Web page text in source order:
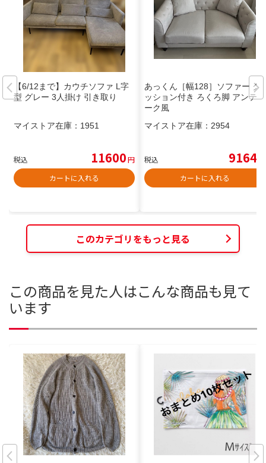
【6/12まで】カウチソファ L字
型 グレー 3人掛け 引き取り
マイストア在庫： 1951
税込 11600円
カートに入れる
あっくん［幅128］ソファー ク
ッション付き ろくろ脚 アンティ
ーク風
マイストア在庫： 2954
税込 9164
カートに入れる
このカテゴリをもっと見る
この商品を見た人はこんな商品も見て
います